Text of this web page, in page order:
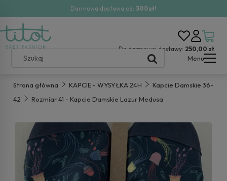
Darmowa dostawa od: 300zł!
Do darmowej dostawy: 250,00 zł
Menu
Strona główna KAPCIE - WYSYŁKA 24H
Kapcie Damskie 36-
42
Rozmiar 41 - Kapcie Damskie Lazur Medusa